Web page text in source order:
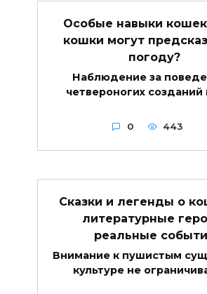
Особые навыки
кошки могут
погоду?
Наблюдение за
четвероногих
0 443
Сказки и легенды о
литературные
реальные
Внимание к пушистым
культуре не